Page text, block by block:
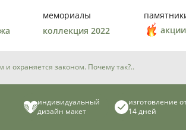
мемориалы
коллекция 2022
охраняется законом. Почему так?..
индивидуальный
дизайн макет
изготовление
14 дней